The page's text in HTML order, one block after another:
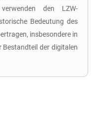
den LZW-
Bedeutung des
insbesondere in
Bestandteil der digitalen